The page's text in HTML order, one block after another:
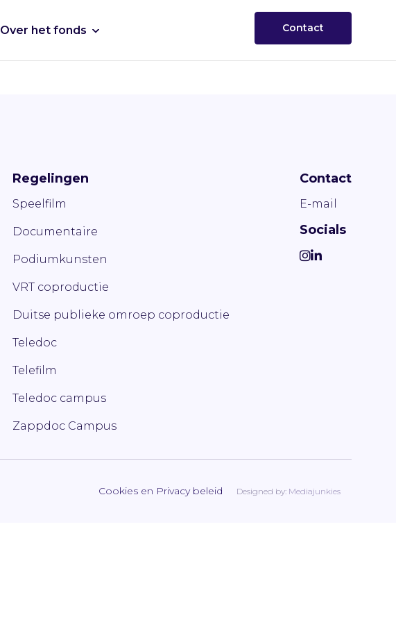
Over het fonds Contact
Regelingen
Speelfilm
Documentaire
Podiumkunsten
VRT coproductie
Duitse publieke omroep coproductie
Teledoc
Telefilm
Teledoc campus
Zappdoc Campus
Contact
E-mail
Socials
Cookies en Privacy beleid Designed by: Mediajunkies